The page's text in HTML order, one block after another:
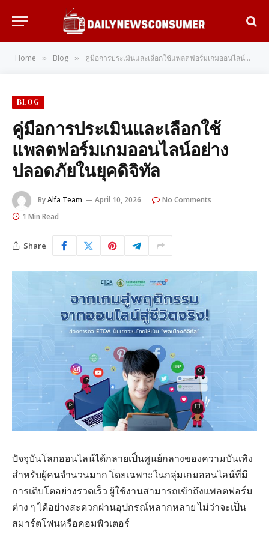
Home » Blog » คู่มือการประเมินและเลือกใช้แพลตฟอร์มเกมออนไลน์อย่างปลอดภัยในยุคดิจิทัล
BLOG
คู่มือการประเมินและเลือกใช้
แพลตฟอร์มเกมออนไลน์อย่าง
ปลอดภัยในยุคดิจิทัล
ByAlfa Team April 10, 2026
No Comments
1 Min Read
Share
ปัจจุบันโลกออนไลน์ได้กลายเป็นศูนย์กลางของความบันเทิง
สำหรับผู้คนจำนวนมาก โดยเฉพาะในกลุ่มเกมออนไลน์ที่มี
การเติบโตอย่างรวดเร็ว ผู้ใช้งานสามารถเข้าถึงแพลตฟอร์ม
ต่าง ๆ ได้อย่างสะดวกผ่านอุปกรณ์หลากหลาย ไม่ว่าจะเป็น
สมาร์ตโฟนหรือคอมพิวเตอร์